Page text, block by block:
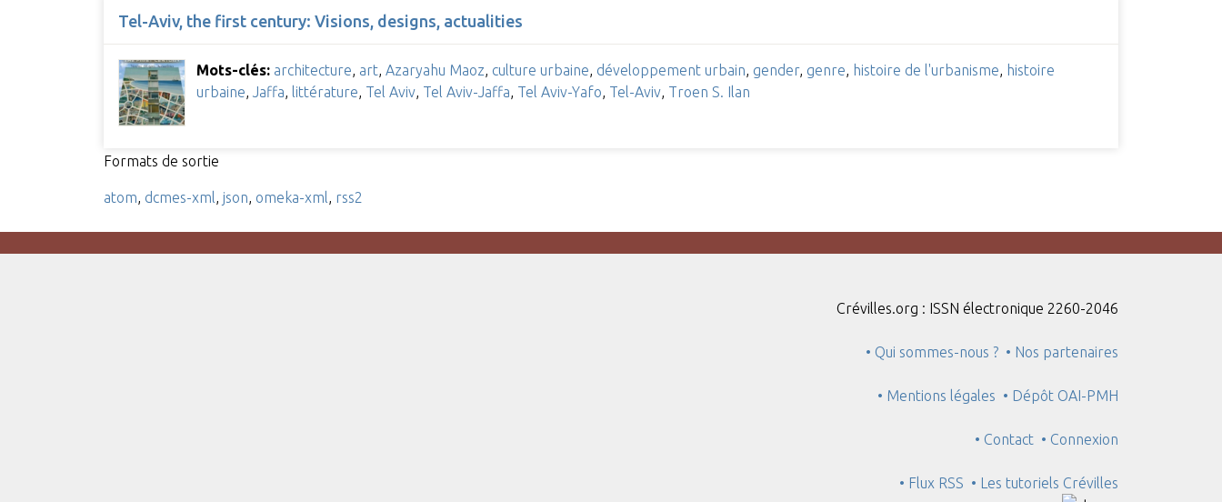
Tel-Aviv, the first century: Visions, designs, actualities
Mots-clés: architecture, art, Azaryahu Maoz, culture urbaine, développement urbain, gender, genre, histoire de l'urbanisme, histoire
urbaine, Jaffa, littérature, Tel Aviv, Tel Aviv-Jaffa, Tel Aviv-Yafo, Tel-Aviv, Troen S. Ilan
Formats de sortie
atom, dcmes-xml, json, omeka-xml, rss2
Crévilles.org : ISSN électronique 2260-2046
• Qui sommes-nous ? • Nos partenaires
• Mentions légales • Dépôt OAI-PMH
• Contact • Connexion
• Flux RSS • Les tutoriels Crévilles